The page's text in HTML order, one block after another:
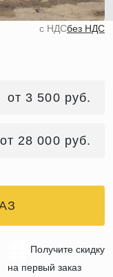
c НДСбез НДС
от 3 500 руб.
от 28 000 руб.
Получите скидку
на первый заказ